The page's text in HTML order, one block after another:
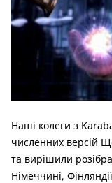
Наші колеги з
численних версій
та вирішили
Німеччині,